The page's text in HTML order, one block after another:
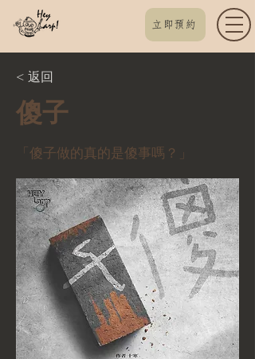
立即預約
< 返回
傻子
「傻子做的真的是傻事嗎？」